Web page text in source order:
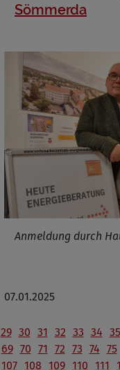
Sömmerda
Anmeldung durch
07.01.2025
29 30 31 32 33 34 35
69 70 71 72 73 74 75
107 108 109 110 111